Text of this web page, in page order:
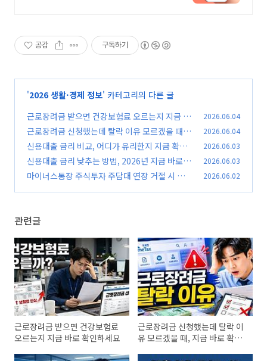
공감 구독하기
'2026 생활·경제 정보' 카테고리의 다른 글
근로장려금 받으면 건강보험료 오르는지 지금 바
로 확인하세요
(0)
2026.06.04
근로장려금 신청했는데 탈락 이유 모르겠을 때,
지금 바로 확인해야 할 5가지 (0)
2026.06.04
신용대출 금리 비교, 어디가 유리한지 지금 확인
(0)
2026.06.03
신용대출 금리 낮추는 방법, 2026년 지금 바로 적
용해야 하는 핵심 체크 (0)
2026.06.03
마이너스통장 주식투자 주담대 연장 거절 시 대처
2026.06.02
관련글
근로장려금 받으면 건강보험료
오르는지 지금 바로 확인하세요
근로장려금 신청했는데 탈락 이
유 모르겠을 때, 지금 바로 확인